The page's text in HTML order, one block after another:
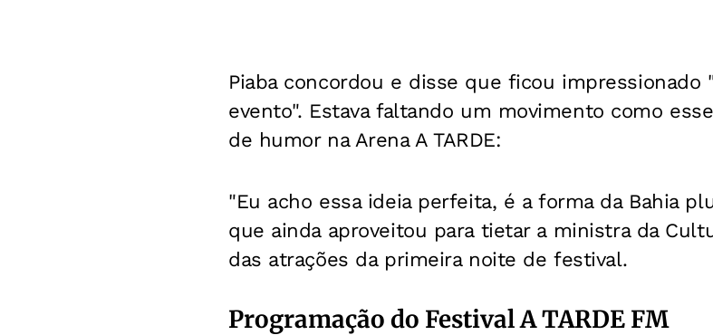
Piaba concordou e disse que ficou impressionado
evento". Estava faltando um movimento como
de humor na Arena A TARDE:
"Eu acho essa ideia perfeita, é a forma da Bahia
que ainda aproveitou para tietar aministra da
das atrações da primeira noite de festival.
Programação do Festival A TARDE FM